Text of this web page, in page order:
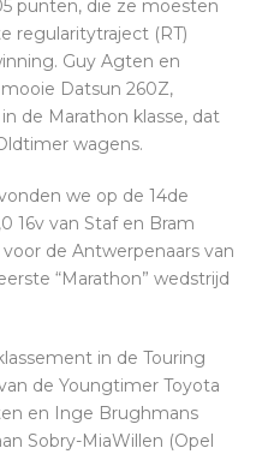
punten, die ze moesten
regularitytraject (RT)
Guy Agten en
Datsun 260Z,
de Marathon klasse, dat
wagens.
we op de 14de
16v van Staf en Bram
de Antwerpenaars van
“Marathon” wedstrijd
in de Touring
de Youngtimer Toyota
en Inge Brughmans
Sobry-MiaWillen (Opel